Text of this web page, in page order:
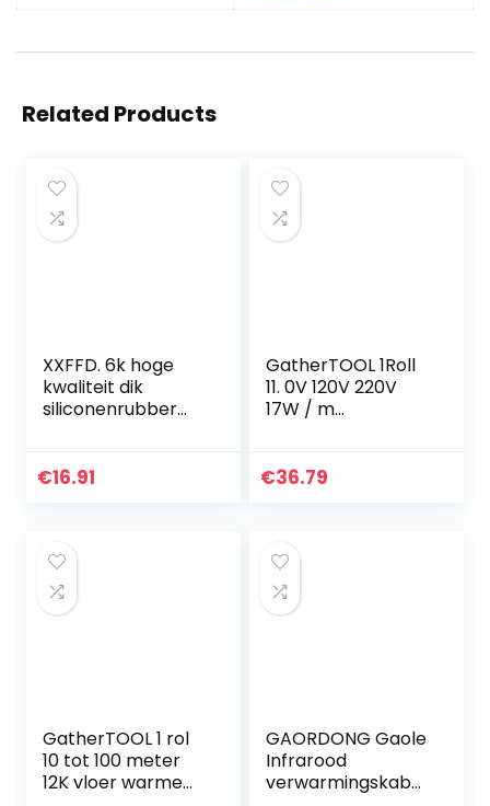
Related Products
XXFFD. 6k hoge
kwaliteit dik
siliconenrubber
verwarmingsdraad
€16.91
GatherTOOL 1Roll
11. 0V 120V 220V
17W / m
verwarmingskabel
€36.79
GatherTOOL 1 rol
10 tot 100 meter
12K vloer warme
GAORDONG Gaole
Infrarood
verwarmingskabel